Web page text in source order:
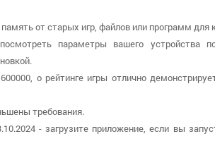
от старых игр, файлов или программ для
параметры вашего устройства
о рейтинге игры отлично
требования.
- загрузите приложение, если вы